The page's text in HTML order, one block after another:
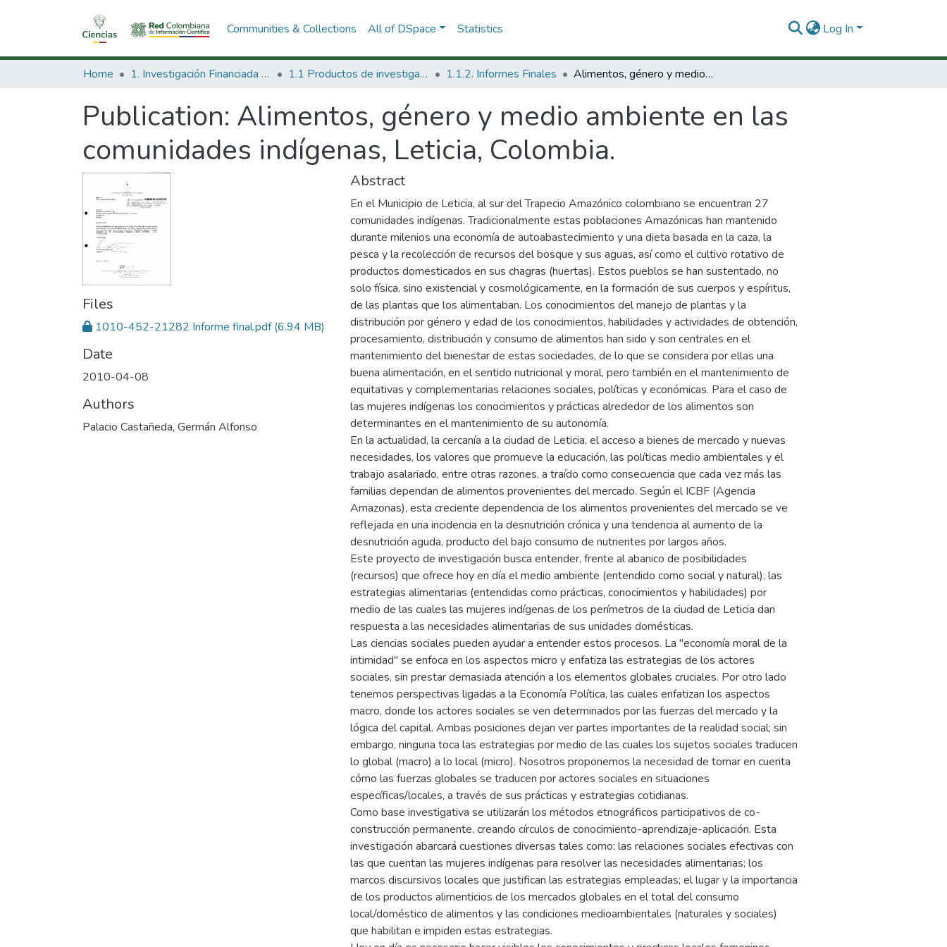
Communities & Collections All of DSpace Statistics Log In
Home 1. Investigación Financiada con Recursos Públicos 1.1 Productos de investigación 1.1.2. Informes Finales Alimentos, género y medio ambiente en las comunidades indígenas, Leticia, Colombia.
Publication: Alimentos, género y medio ambiente en las
comunidades indígenas, Leticia, Colombia.
Files
1010-452-21282 Informe final.pdf(6.94 MB)
Date
2010-04-08
Authors
Palacio Castañeda, Germán Alfonso
Abstract
En el Municipio de Leticia, al sur del Trapecio Amazónico colombiano se encuentran 27
comunidades indígenas. Tradicionalmente estas poblaciones Amazónicas han mantenido
durante milenios una economía de autoabastecimiento y una dieta basada en la caza, la
pesca y la recolección de recursos del bosque y sus aguas, así como el cultivo rotativo de
productos domesticados en sus chagras (huertas). Estos pueblos se han sustentado, no
solo física, sino existencial y cosmológicamente, en la formación de sus cuerpos y espíritus,
de las plantas que los alimentaban. Los conocimientos del manejo de plantas y la
distribución por género y edad de los conocimientos, habilidades y actividades de obtención,
procesamiento, distribución y consumo de alimentos han sido y son centrales en el
mantenimiento del bienestar de estas sociedades, de lo que se considera por ellas una
buena alimentación, en el sentido nutricional y moral, pero también en el mantenimiento de
equitativas y complementarias relaciones sociales, políticas y económicas. Para el caso de
las mujeres indígenas los conocimientos y prácticas alrededor de los alimentos son
determinantes en el mantenimiento de su autonomía.
En la actualidad, la cercanía a la ciudad de Leticia, el acceso a bienes de mercado y nuevas
necesidades, los valores que promueve la educación, las políticas medio ambientales y el
trabajo asalariado, entre otras razones, a traído como consecuencia que cada vez más las
familias dependan de alimentos provenientes del mercado. Según el ICBF (Agencia
Amazonas), esta creciente dependencia de los alimentos provenientes del mercado se ve
reflejada en una incidencia en la desnutrición crónica y una tendencia al aumento de la
desnutrición aguda, producto del bajo consumo de nutrientes por largos años.
Este proyecto de investigación busca entender, frente al abanico de posibilidades
(recursos) que ofrece hoy en día el medio ambiente (entendido como social y natural), las
estrategias alimentarias (entendidas como prácticas, conocimientos y habilidades) por
medio de las cuales las mujeres indígenas de los perímetros de la ciudad de Leticia dan
respuesta a las necesidades alimentarias de sus unidades domésticas.
Las ciencias sociales pueden ayudar a entender estos procesos. La "economía moral de la
intimidad" se enfoca en los aspectos micro y enfatiza las estrategias de los actores
sociales, sin prestar demasiada atención a los elementos globales cruciales. Por otro lado
tenemos perspectivas ligadas a la Economía Política, las cuales enfatizan los aspectos
macro, donde los actores sociales se ven determinados por las fuerzas del mercado y la
lógica del capital. Ambas posiciones dejan ver partes importantes de la realidad social; sin
embargo, ninguna toca las estrategias por medio de las cuales los sujetos sociales traducen
lo global (macro) a lo local (micro). Nosotros proponemos la necesidad de tomar en cuenta
cómo las fuerzas globales se traducen por actores sociales en situaciones
específicas/locales, a través de sus prácticas y estrategias cotidianas.
Como base investigativa se utilizarán los métodos etnográficos participativos de co-
construcción permanente, creando círculos de conocimiento-aprendizaje-aplicación. Esta
investigación abarcará cuestiones diversas tales como: las relaciones sociales efectivas con
las que cuentan las mujeres indígenas para resolver las necesidades alimentarias; los
marcos discursivos locales que justifican las estrategias empleadas; el lugar y la importancia
de los productos alimenticios de los mercados globales en el total del consumo
local/doméstico de alimentos y las condiciones medioambientales (naturales y sociales)
que habilitan e impiden estas estrategias.